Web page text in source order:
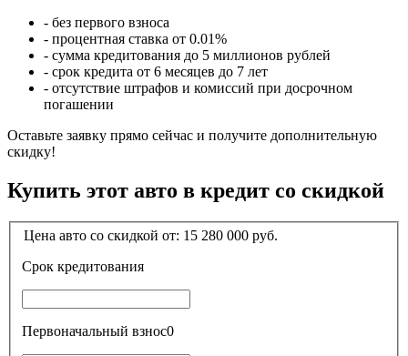
- без первого взноса
- процентная ставка от 0.01%
- сумма кредитования до 5 миллионов рублей
- срок кредита от 6 месяцев до 7 лет
- отсутствие штрафов и комиссий при досрочном
погашении
Оставьте заявку прямо сейчас и получите дополнительную
скидку!
Купить этот авто в кредит со скидкой
Цена авто со скидкой от: 15 280 000 руб.
Срок кредитования
Первоначальный взнос0